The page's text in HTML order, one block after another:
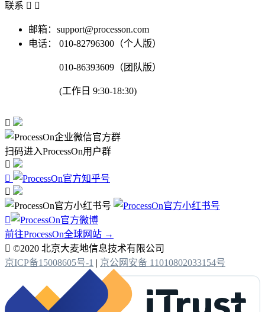
联系  
邮箱：support@processon.com
电话：
010-82796300（个人版）
010-86393609（团队版）
(工作日 9:30-18:30)

扫码进入ProcessOn用户群




前往ProcessOn全球网站 →
 ©2020 北京大麦地信息技术有限公司
京ICP备15008605号-1 | 京公网安备 11010802033154号